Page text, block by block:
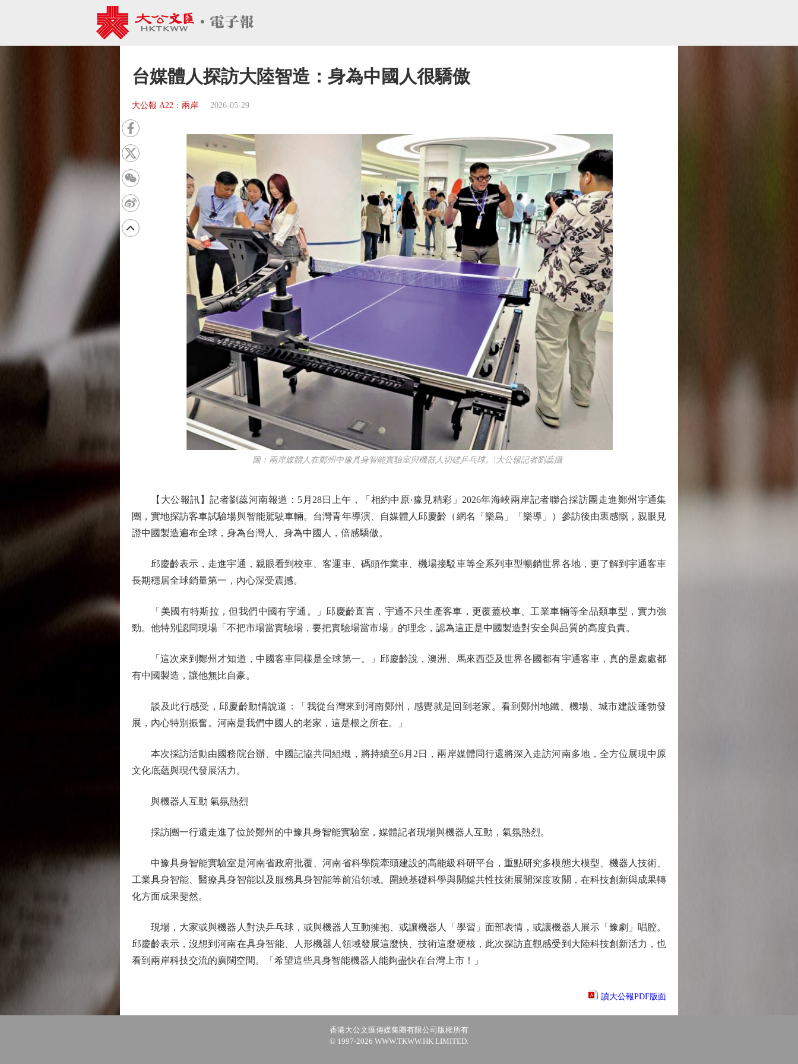
台媒體人探訪大陸智造：身為中國人很驕傲
大公報 A22：兩岸 2026-05-29
圖：兩岸媒體人在鄭州中豫具身智能實驗室與機器人切磋乒乓球。\大公報記者劉蕊攝
【大公報訊】記者劉蕊河南報道：5月28日上午，「相約中原·豫見精彩」2026年海峽兩岸記者聯合採訪團走進鄭州宇通集
團，實地探訪客車試驗場與智能駕駛車輛。台灣青年導演、自媒體人邱慶齡（網名「樂島」「樂導」）參訪後由衷感慨，親眼見
證中國製造遍布全球，身為台灣人、身為中國人，倍感驕傲。
邱慶齡表示，走進宇通，親眼看到校車、客運車、碼頭作業車、機場接駁車等全系列車型暢銷世界各地，更了解到宇通客車
長期穩居全球銷量第一，內心深受震撼。
「美國有特斯拉，但我們中國有宇通。」邱慶齡直言，宇通不只生產客車，更覆蓋校車、工業車輛等全品類車型，實力強
勁。他特別認同現場「不把市場當實驗場，要把實驗場當市場」的理念，認為這正是中國製造對安全與品質的高度負責。
「這次來到鄭州才知道，中國客車同樣是全球第一。」邱慶齡說，澳洲、馬來西亞及世界各國都有宇通客車，真的是處處都
有中國製造，讓他無比自豪。
談及此行感受，邱慶齡動情說道：「我從台灣來到河南鄭州，感覺就是回到老家。看到鄭州地鐵、機場、城市建設蓬勃發
展，內心特別振奮。河南是我們中國人的老家，這是根之所在。」
本次採訪活動由國務院台辦、中國記協共同組織，將持續至6月2日，兩岸媒體同行還將深入走訪河南多地，全方位展現中原
文化底蘊與現代發展活力。
與機器人互動 氣氛熱烈
採訪團一行還走進了位於鄭州的中豫具身智能實驗室，媒體記者現場與機器人互動，氣氛熱烈。
中豫具身智能實驗室是河南省政府批覆、河南省科學院牽頭建設的高能級科研平台，重點研究多模態大模型、機器人技術、
工業具身智能、醫療具身智能以及服務具身智能等前沿領域。圍繞基礎科學與關鍵共性技術展開深度攻關，在科技創新與成果轉
化方面成果斐然。
現場，大家或與機器人對決乒乓球，或與機器人互動擁抱、或讓機器人「學習」面部表情，或讓機器人展示「豫劇」唱腔。
邱慶齡表示，沒想到河南在具身智能、人形機器人領域發展這麼快、技術這麼硬核，此次探訪直觀感受到大陸科技創新活力，也
看到兩岸科技交流的廣闊空間。「希望這些具身智能機器人能夠盡快在台灣上市！」
讀大公報PDF版面
香港大公文匯傳媒集團有限公司版權所有
© 1997-2026 WWW.TKWW.HK LIMITED.